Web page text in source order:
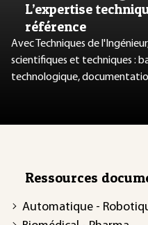
L’expertise
référence
Avec Techniques de
scientifiques et techniques :
technologique,
Ressources
Automatique -